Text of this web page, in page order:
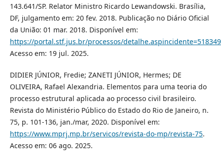
143.641/SP. Relator Ministro Ricardo Lewandowski. Brasília,
DF, julgamento em: 20 fev. 2018. Publicação no Diário Oficial
da União: 01 mar. 2018. Disponível em:
https://portal.stf.jus.br/processos/
Acesso em: 19 jul. 2025.
DIDIER JÚNIOR, Fredie; ZANETI JÚNIOR, Hermes; DE
OLIVEIRA, Rafael Alexandria. Elementos para uma teoria do
processo estrutural aplicada ao processo civil brasileiro.
Revista do Ministério Público do Estado do Rio de Janeiro, n.
75, p. 101-136, jan./mar, 2020. Disponível em:
https://www.mprj.mp.br/servicos/revista-do-mp/revista-75.
Acesso em: 06 ago. 2025.